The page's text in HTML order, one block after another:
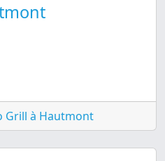
Grill à Hautmont